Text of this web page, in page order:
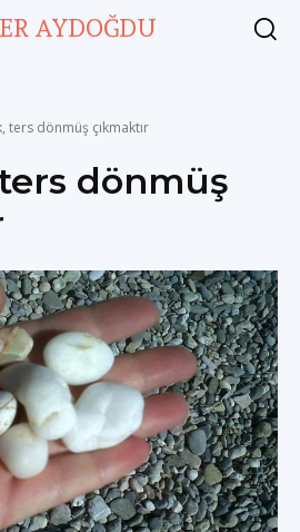
AYDOĞDU
ters dönmüş çıkmaktır
dönmüş